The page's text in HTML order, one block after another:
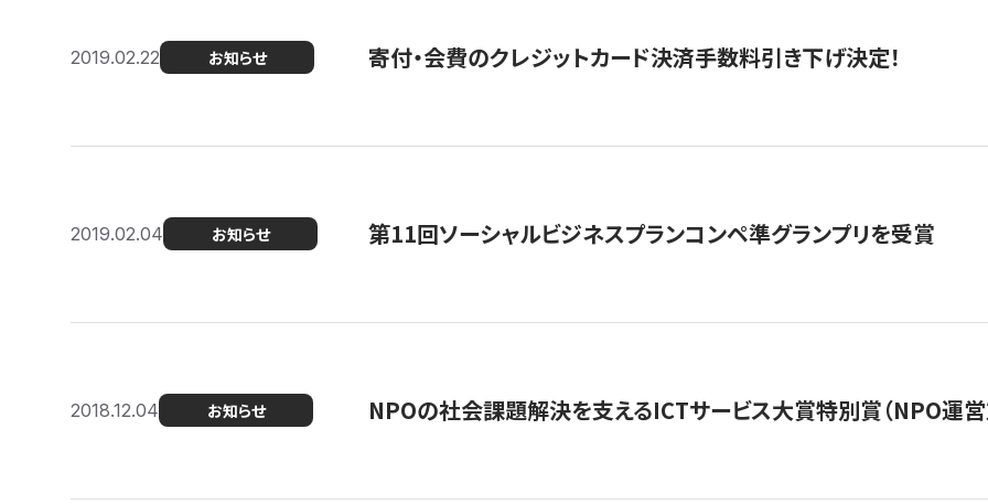
2019.02.22 お知らせ 寄付・会費のクレジットカード決済手数料引き下げ決定！
2019.02.04 お知らせ 第11回ソーシャルビジネスプランコンペ準グランプリを受賞
2018.12.04 お知らせ NPOの社会課題解決を支えるICTサービス大賞特別賞（NPO運